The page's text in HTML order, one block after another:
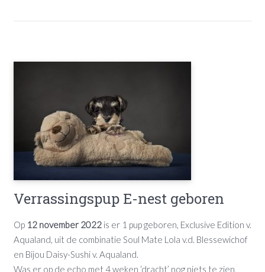
Verrassingspup E-nest geboren
Op 12 november 2022is er 1 pup geboren, Exclusive Edition v.
Aqualand, uit de combinatie Soul Mate Lola v.d. Blessewichof
en Bijou Daisy-Sushi v. Aqualand.
Was er op de echo met 4 weken ‘dracht’ nog niets te zien,